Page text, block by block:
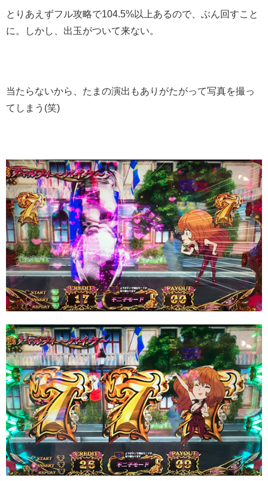
とりあえずフル攻略で104.5%以上あるので、ぶん回すこと
に。しかし、出玉がついて来ない。
当たらないから、たまの演出もありがたがって写真を撮っ
てしまう(笑)